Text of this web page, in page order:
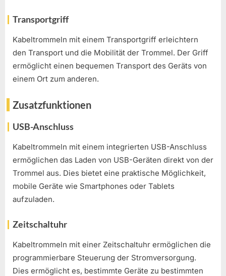
Transportgriff
Kabeltrommeln mit einem Transportgriff erleichtern
den Transport und die Mobilität der Trommel. Der Griff
ermöglicht einen bequemen Transport des Geräts von
einem Ort zum anderen.
Zusatzfunktionen
USB-Anschluss
Kabeltrommeln mit einem integrierten USB-Anschluss
ermöglichen das Laden von USB-Geräten direkt von der
Trommel aus. Dies bietet eine praktische Möglichkeit,
mobile Geräte wie Smartphones oder Tablets
aufzuladen.
Zeitschaltuhr
Kabeltrommeln mit einer Zeitschaltuhr ermöglichen die
programmierbare Steuerung der Stromversorgung.
Dies ermöglicht es, bestimmte Geräte zu bestimmten